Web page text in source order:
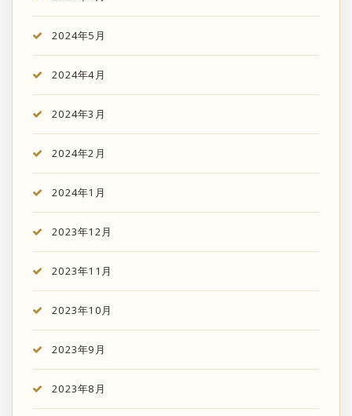
2024年5月
2024年4月
2024年3月
2024年2月
2024年1月
2023年12月
2023年11月
2023年10月
2023年9月
2023年8月